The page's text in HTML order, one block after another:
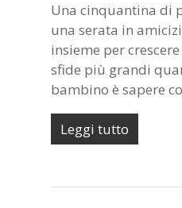
Una cinquantina di
una serata in
insieme per crescere
sfide più grandi
bambino è sapere
Leggi tutto